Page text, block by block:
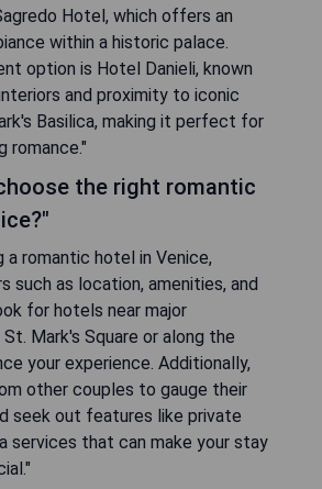
Hotel, which offers an
within a historic palace.
option is Hotel Danieli, known
and proximity to iconic
Basilica, making it perfect for
romance."
the right romantic
a romantic hotel in Venice,
such as location, amenities, and
for hotels near major
Mark's Square or along the
your experience. Additionally,
other couples to gauge their
seek out features like private
services that can make your stay